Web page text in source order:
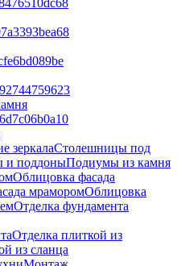
зеркалаСтолешницы под
и поддоныПодиумы из камня
Облицовка фасада
мраморомОблицовка
Отделка фундамента
Отделка плиткой из
из сланца